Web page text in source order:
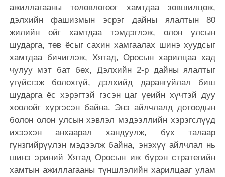
ажиллагааны төлөвлөгөөг хамтдаа зөвшилцөж,
дэлхийн фашизмын эсрэг дайны ялалтын 80
жилийн ойг хамтдаа тэмдэглэж, олон улсын
шударга, төв ёсыг сахин хамгаалах шинэ хуудсыг
хамтдаа бичиглэж, Хятад, Оросын харилцаа хад
чулуу мэт бат бөх, Дэлхийн 2-р дайны ялалтыг
үгүйсгэж болохгүй, дэлхийд дарангуйлал биш
шударга ёс хэрэгтэй гэсэн цаг үеийн хүчтэй дуу
хоолойг хүргэсэн байна. Энэ айлчлалд дотоодын
болон олон улсын хэвлэл мэдээллийн хэрэгслүүд
ихээхэн анхаарал хандуулж, бүх талаар
гүнзгийрүүлэн мэдээлж байна, энэхүү айлчлал нь
шинэ эриний Хятад Оросын иж бүрэн стратегийн
хамтын ажиллагааны түншлэлийн харилцааг улам